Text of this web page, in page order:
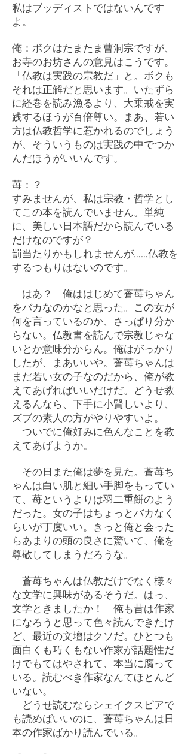
私はブッディストではないんです
よ。
俺：ボクはたまたま曹洞宗ですが、
お寺のお坊さんの意見はこうです。
「仏教は実践の宗教だ」と。ボクも
それは正解だと思います。いたずら
に経巻を読み漁るより、大乗戒を実
践するほうが百倍尊い。まあ、若い
方は仏教哲学に惹かれるのでしょう
が、そういうものは実践の中でつか
んだほうがいいんです。
苺：？
すみませんが、私は宗教・哲学とし
てこの本を読んでいません。単純
に、美しい日本語だから読んでいる
だけなのですが？
罰当たりかもしれませんが……仏教を
するつもりはないのです。
はあ？ 俺ははじめて蒼苺ちゃん
をバカなのかなと思った。この女が
何を言っているのか、さっぱり分か
らない。仏教書を読んで宗教じゃな
いとか意味分からん。俺はがっかり
したが、まあいいや。蒼苺ちゃんは
まだ若い女の子なのだから、俺が教
えてあげればいいだけだ。どうせ教
えるんなら、下手に小賢しいより、
ズブの素人の方がやりやすいよ。
ついでに俺好みに色んなことを教
えてあげようか。
その日また俺は夢を見た。蒼苺ち
ゃんは白い肌と細い手脚をもってい
て、苺というよりは羽二重餅のよう
だった。女の子はちょっとバカなく
らいが丁度いい。きっと俺と会った
らあまりの頭の良さに驚いて、俺を
尊敬してしまうだろうな。
蒼苺ちゃんは仏教だけでなく様々
な文学に興味があるそうだ。はっ、
文学ときましたか！ 俺も昔は作家
になろうと思って色々読んできたけ
ど、最近の文壇はクソだ。ひとつも
面白くも巧くもない作家が話題性だ
けでもてはやされて、本当に腐って
いる。読むべき作家なんてほとんど
いない。
どうせ読むならシェイクスピアで
も読めばいいのに、蒼苺ちゃんは日
本の作家ばかり読んでいる。